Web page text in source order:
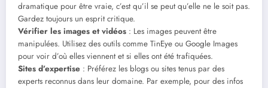
dramatique pour être vraie, c’est qu’il se peut qu’elle ne le soit pas.
Gardez toujours un esprit critique.
Vérifier les images et vidéos : Les images peuvent être
manipulées. Utilisez des outils comme TinEye ou Google Images
pour voir d’où elles viennent et si elles ont été trafiquées.
Sites d’expertise : Préférez les blogs ou sites tenus par des
experts reconnus dans leur domaine. Par exemple, pour des infos